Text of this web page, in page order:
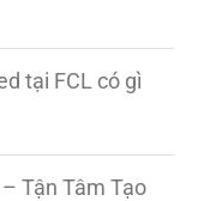
tại FCL có gì
Tận Tâm Tạo